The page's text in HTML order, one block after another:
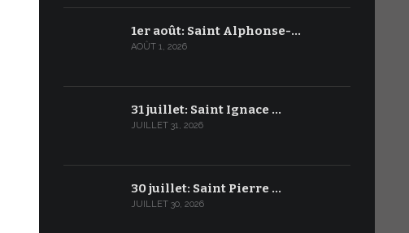
1er août: Saint Alphonse-…
AOÛT 1, 2026
31 juillet: Saint Ignace …
JUILLET 31, 2026
30 juillet: Saint Pierre …
JUILLET 30, 2026